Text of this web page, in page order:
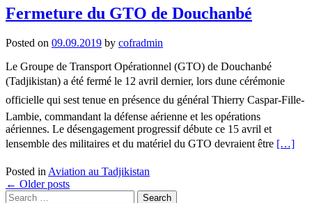
:
Aero
L-
39NG
Fermeture du GTO de Douchanbé
Posted on 09.09.2019 by cofradmin
Le Groupe de Transport Opérationnel (GTO) de Douchanbé
(Tadjikistan) a été fermé le 12 avril dernier, lors dune cérémonie
officielle qui sest tenue en présence du général Thierry Caspar-Fille-
Lambie, commandant la défense aérienne et les opérations
aériennes. Le désengagement progressif débute ce 15 avril et
lensemble des militaires et du matériel du GTO devraient être Read
[…]
Posted in Aviation au Tadjikistan
Posts
← Older posts
Search